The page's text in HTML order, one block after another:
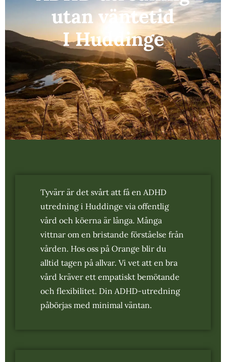
utan väntetid
I Huddinge
Tyvärr är det svårt att få en ADHD
utredning i Huddinge via offentlig
vård och köerna är långa. Många
vittnar om en bristande förståelse från
vården. Hos oss på Orange blir du
alltid tagen på allvar. Vi vet att en bra
vård kräver ett empatiskt bemötande
och flexibilitet. Din ADHD-utredning
påbörjas med minimal väntan.